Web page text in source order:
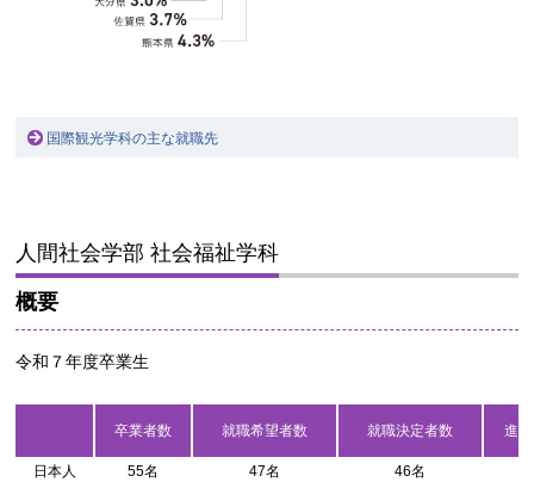
国際観光学科の主な就職先
人間社会学部 社会福祉学科
概要
令和７年度卒業生
卒業者数 就職希望者数 就職決定者数 進
日本人 55名 47名 46名